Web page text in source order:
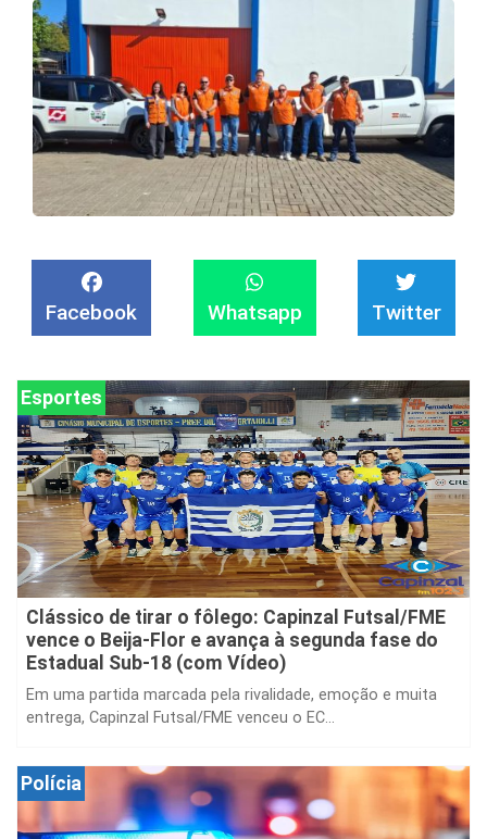
Facebook Whatsapp Twitter
Esportes
Clássico de tirar o fôlego: Capinzal Futsal/FME
vence o Beija-Flor e avança à segunda fase do
Estadual Sub-18 (com Vídeo)
Em uma partida marcada pela rivalidade, emoção e muita
entrega, Capinzal Futsal/FME venceu o EC...
Polícia